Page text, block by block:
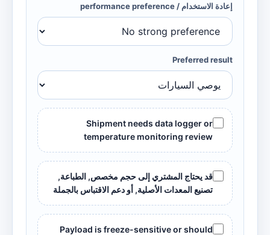
إعادة الاستخدام /performance preference
Preferred result
Shipment needs data logger or
temperature monitoring review
قد يحتاج المشتري إلى حجم مخصص, الطباعة,
تصنيع المعدات الأصلية, أو دعم الاقتباس بالجملة
Payload is freeze-sensitive or should